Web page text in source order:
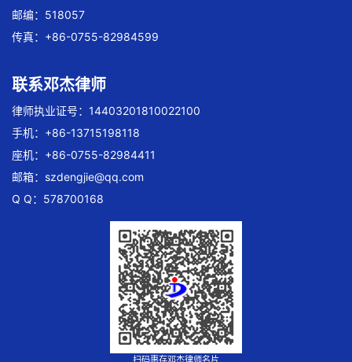
邮编：518057
传真：+86-0755-82984599
联系邓杰律师
律师执业证号：14403201810022100
手机：+86-13715198118
座机：+86-0755-82984411
邮箱： szdengjie@qq.com
Q Q：578700168
扫码惠存邓杰律师名片